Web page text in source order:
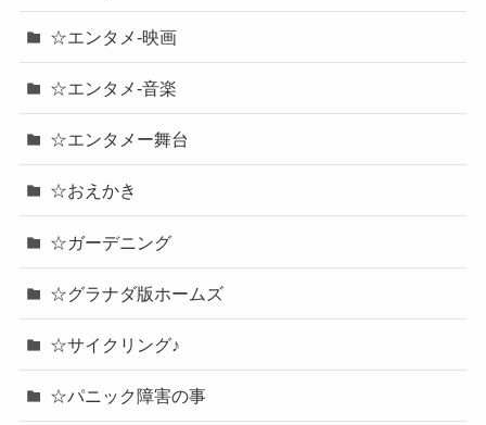
☆エンタメ-映画
☆エンタメ-音楽
☆エンタメー舞台
☆おえかき
☆ガーデニング
☆グラナダ版ホームズ
☆サイクリング♪
☆パニック障害の事